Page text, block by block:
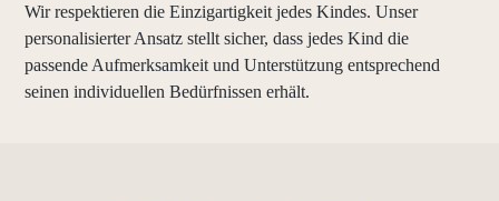
Wir respektieren die Einzigartigkeit jedes Kindes. Unser
personalisierter Ansatz stellt sicher, dass jedes Kind die
passende Aufmerksamkeit und Unterstützung entsprechend
seinen individuellen Bedürfnissen erhält.